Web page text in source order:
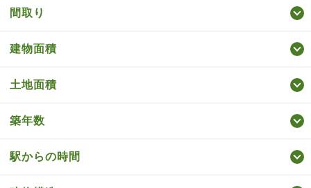
間取り
建物面積
土地面積
築年数
駅からの時間